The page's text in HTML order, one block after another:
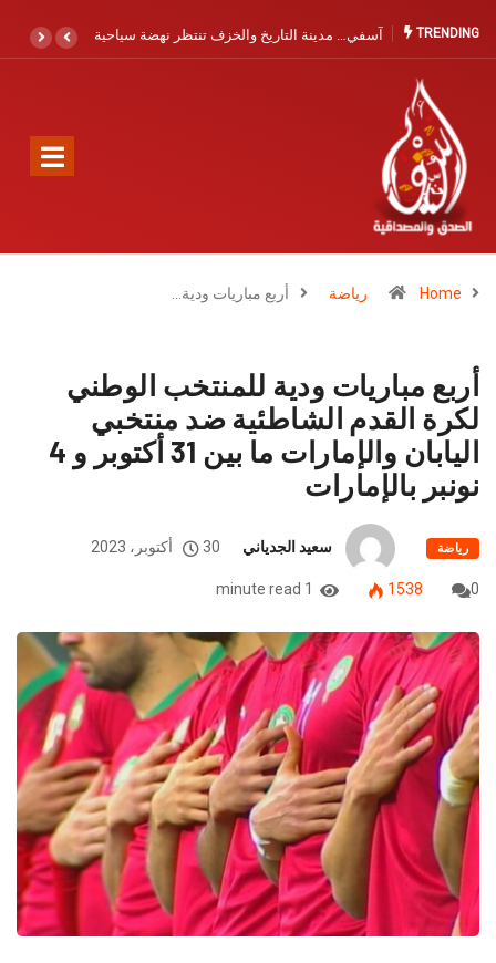
TRENDING
تنتظر نهضة سياحيةكمال صبري يجدد الدعوة لتعزيز الإنقاذ البحري
Home رياضة أربع مباريات ودية…
أربع مباريات ودية للمنتخب الوطني
لكرة القدم الشاطئية ضد منتخبي
اليابان والإمارات ما بين 31 أكتوبر و 4
نونبر بالإمارات
رياضة سعيد الجدياني 30 أكتوبر، 2023
0
1538
1 minute read